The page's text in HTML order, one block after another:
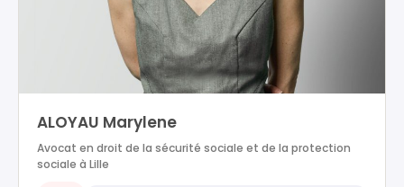
ALOYAU Marylene
Avocat en droit de la sécurité sociale et de la protection
sociale à Lille